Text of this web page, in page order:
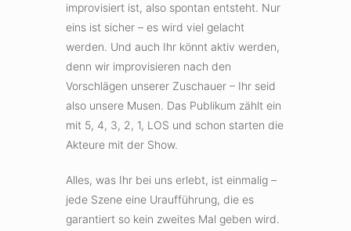
improvisiert ist, also spontan entsteht. Nur
eins ist sicher – es wird viel gelacht
werden. Und auch Ihr könnt aktiv werden,
denn wir improvisieren nach den
Vorschlägen unserer Zuschauer – Ihr seid
also unsere Musen. Das Publikum zählt ein
mit 5, 4, 3, 2, 1, LOS und schon starten die
Akteure mit der Show.
Alles, was Ihr bei uns erlebt, ist einmalig –
jede Szene eine Uraufführung, die es
garantiert so kein zweites Mal geben wird.